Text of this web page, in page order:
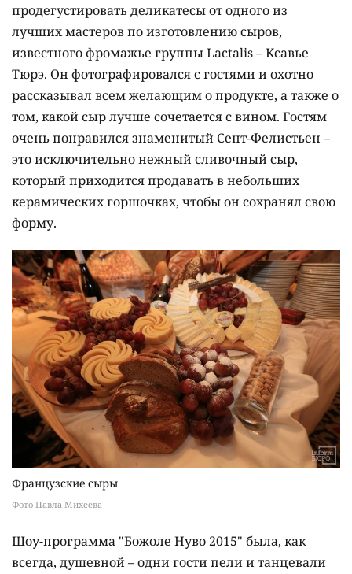
продегустировать деликатесы от одного из
лучших мастеров по изготовлению сыров,
известного фромажье группы Lactalis – Ксавье
Тюрэ. Он фотографировался с гостями и охотно
рассказывал всем желающим о продукте, а также о
том, какой сыр лучше сочетается с вином. Гостям
очень понравился знаменитый Сент-Фелистьен –
это исключительно нежный сливочный сыр,
который приходится продавать в небольших
керамических горшочках, чтобы он сохранял свою
форму.
Фото Павла Михеева
Французские сыры
Шоу-программа "Божоле Нуво 2015" была, как
всегда, душевной – одни гости пели и танцевали